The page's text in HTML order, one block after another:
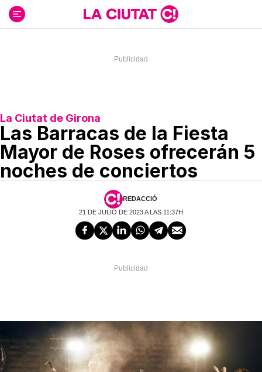
contenido
La Ciutat de Girona
Las Barracas de la Fiesta
Mayor de Roses ofrecerán 5
noches de conciertos
REDACCIÓ
21 DE JULIO DE 2023 A LAS 11:37H